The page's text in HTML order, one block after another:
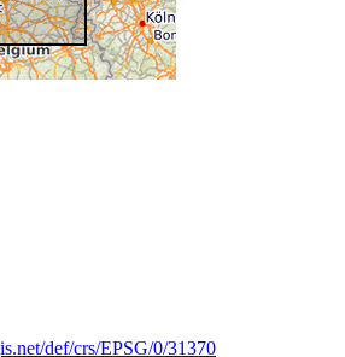
def/crs/EPSG/0/31370